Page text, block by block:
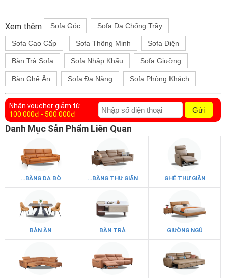
Xem thêm Sofa Góc Sofa Da Chống Trầy
Sofa Cao Cấp Sofa Thông Minh Sofa Điện
Bàn Trà Sofa Sofa Nhập Khẩu Sofa Giường
Bàn Ghế Ăn Sofa Đa Năng Sofa Phòng Khách
Nhận voucher giảm từ
100.000đ - 500.000đ
Gửi
Danh Mục Sản Phẩm Liên Quan
...BĂNG DA BÒ ...BĂNG THƯ GIÃN GHẾ THƯ GIÃN
BÀN ĂN BÀN TRÀ GIƯỜNG NGỦ